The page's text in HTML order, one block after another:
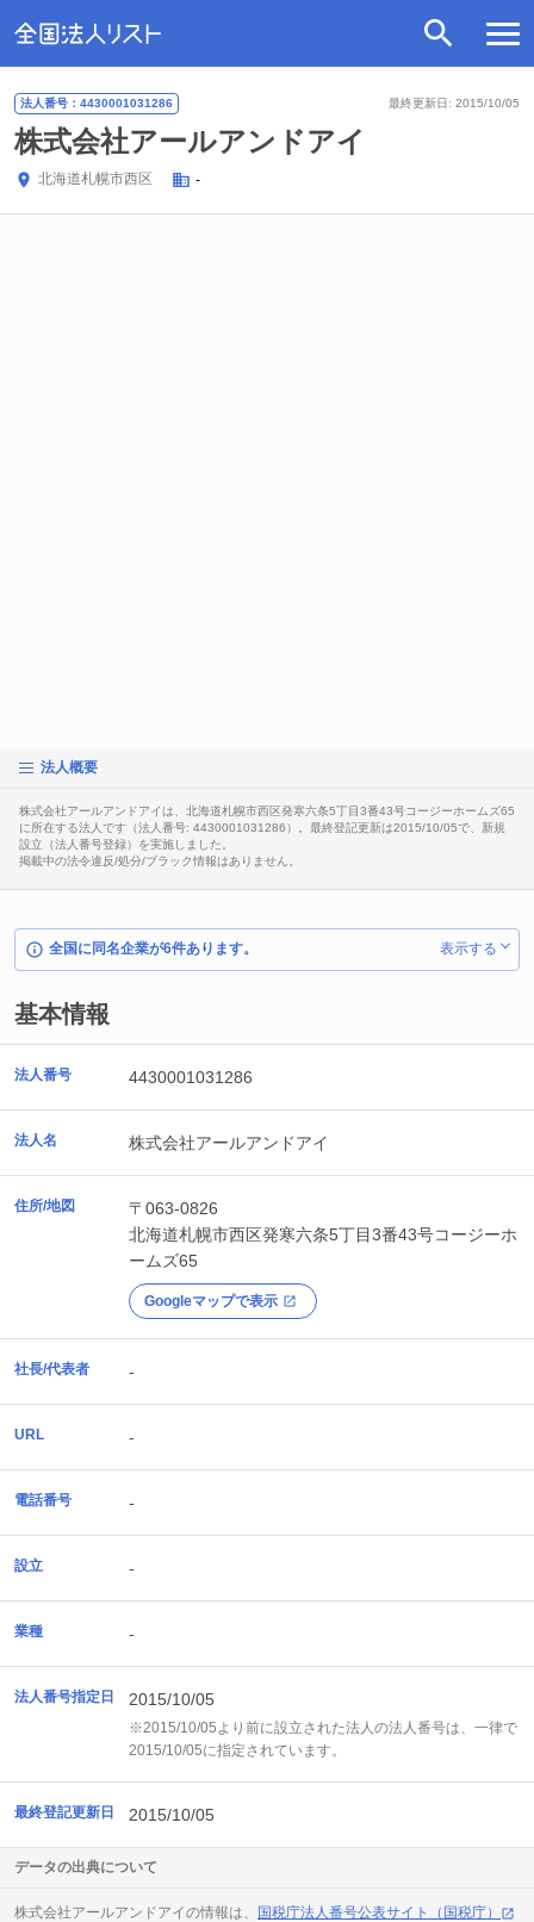
最終更新日: 2015/10/05
法人番号：4430001031286
株式会社アールアンドアイ
北海道札幌市西区 -
法人概要
株式会社アールアンドアイは、北海道札幌市西区発寒六条5丁目3番43号コージーホームズ65
に所在する法人です（法人番号: 4430001031286）。最終登記更新は2015/10/05で、新規
設立（法人番号登録）を実施しました。
掲載中の法令違反/処分/ブラック情報はありません。
全国に同名企業が6件あります。 表示する
基本情報
法人番号 4430001031286
法人名 株式会社アールアンドアイ
住所/地図
〒063-0826
北海道札幌市西区発寒六条5丁目3番43号コージーホ
ームズ65
Googleマップで表示
社長/代表者 -
URL -
電話番号 -
設立 -
業種 -
法人番号指定日 2015/10/05
※2015/10/05より前に設立された法人の法人番号は、一律で
2015/10/05に指定されています。
最終登記更新日 2015/10/05
データの出典について
株式会社アールアンドアイの情報は、
国税庁法人番号公表サイト（国税庁）